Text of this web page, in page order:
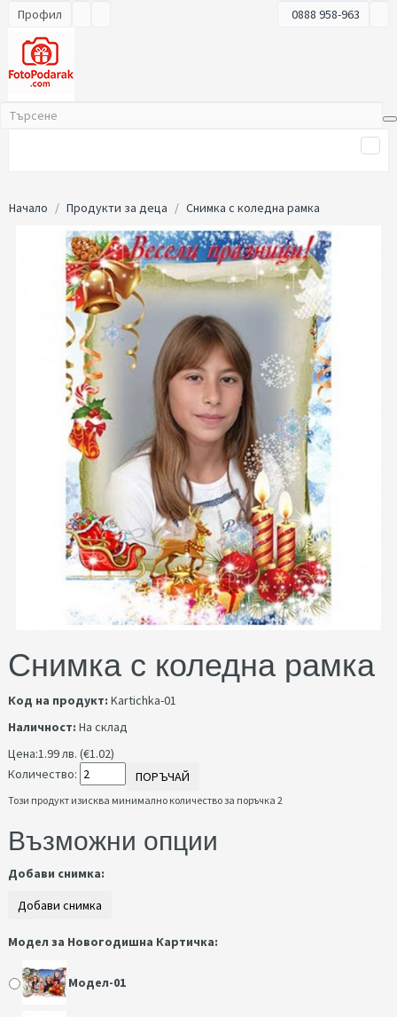
Профил 0888 958-963
Начало Продукти за деца Снимка с коледна рамка
Снимка с коледна рамка
Код на продукт: Kartichka-01
Наличност: На склад
Цена:1.99 лв. (€1.02)
Количество:
ПОРЪЧАЙ
Този продукт изисква минимално количество за поръчка 2
Възможни опции
Добави снимка:
Модел за Новогодишна Картичка:
Модел-01